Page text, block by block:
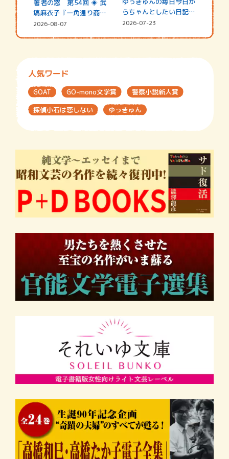
著者の窓 第54回 ◈ 武
塙麻衣子『一角通り商店
街の…
2026-08-07
らちゃんとしたい日記
☆202…
2026-07-23
人気ワード
GOAT GO-mono文学賞
警察小説新人賞
探偵小石は恋しない
ゆっきゅん